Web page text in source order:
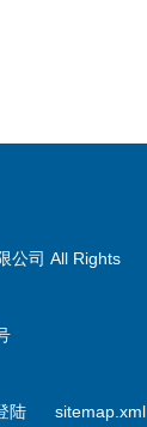
公司 All Rights
陆 sitemap.xml